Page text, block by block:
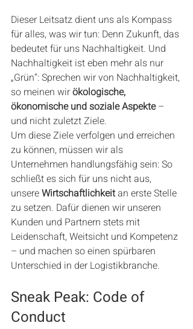
Dieser Leitsatz dient uns als Kompass
für alles, was wir tun: Denn Zukunft, das
bedeutet für uns Nachhaltigkeit. Und
Nachhaltigkeit ist eben mehr als nur
„Grün“: Sprechen wir von Nachhaltigkeit,
so meinen wir ökologische,
ökonomische und soziale Aspekte –
und nicht zuletzt Ziele.
Um diese Ziele verfolgen und erreichen
zu können, müssen wir als
Unternehmen handlungsfähig sein: So
schließt es sich für uns nicht aus,
unsere Wirtschaftlichkeit an erste Stelle
zu setzen. Dafür dienen wir unseren
Kunden und Partnern stets mit
Leidenschaft, Weitsicht und Kompetenz
– und machen so einen spürbaren
Unterschied in der Logistikbranche.
Sneak Peak: Code of
Conduct